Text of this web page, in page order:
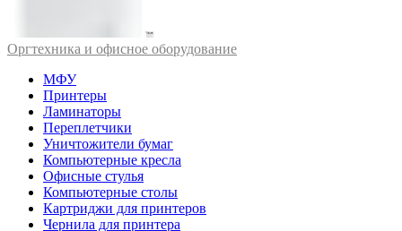
Оргтехника и офисное оборудование
МФУ
Принтеры
Ламинаторы
Переплетчики
Уничтожители бумаг
Компьютерные кресла
Офисные стулья
Компьютерные столы
Картриджи для принтеров
Чернила для принтера